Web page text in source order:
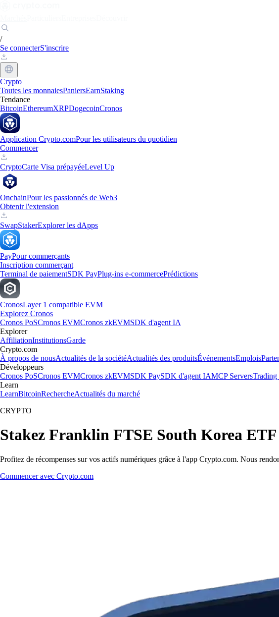
/
Se connecterS'inscrire
Crypto
Toutes les monnaiesPaniersEarnStaking
Tendance
BitcoinEthereumXRPDogecoinCronos
Application Crypto.comPour les utilisateurs du quotidien
Commencer
CryptoCarte Visa prépayéeLevel Up
OnchainPour les passionnés de Web3
Obtenir l'extension
SwapStakerExplorer les dApps
PayPour commerçants
Inscription commerçant
Terminal de paiementSDK PayPlug-ins e-commercePrédictions
CronosLayer 1 compatible EVM
Explorez Cronos
Cronos PoSCronos EVMCronos zkEVMSDK d'agent IA
Explorer
AffiliationInstitutionsGarde
Crypto.com
À propos de nousActualités de la sociétéActualités des produitsÉvénementsEmplois
Développeurs
Cronos PoSCronos EVMCronos zkEVMSDK PaySDK d'agent IAMCP Servers
Learn
LearnBitcoinRechercheActualités du marché
CRYPTO
Stakez Franklin FTSE South Korea ETF
Profitez de récompenses sur vos actifs numériques grâce à l'app Crypto.com. Nous
Commencer avec Crypto.com